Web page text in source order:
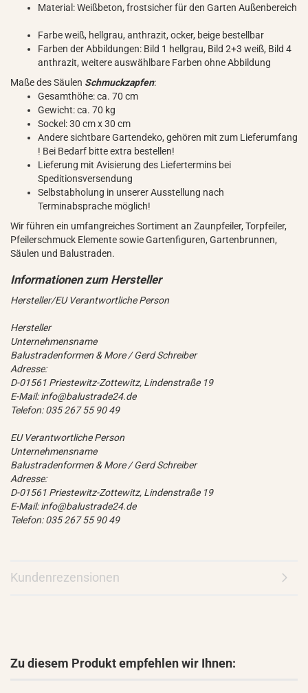
Material: Weißbeton, frostsicher für den Garten Außenbereich
Farbe weiß, hellgrau, anthrazit, ocker, beige bestellbar
Farben der Abbildungen: Bild 1 hellgrau, Bild 2+3 weiß, Bild 4
anthrazit, weitere auswählbare Farben ohne Abbildung
Maße des Säulen Schmuckzapfen:
Gesamthöhe: ca. 70 cm
Gewicht: ca. 70 kg
Sockel: 30 cm x 30 cm
Andere sichtbare Gartendeko, gehören mit zum Lieferumfang
! Bei Bedarf bitte extra bestellen!
Lieferung mit Avisierung des Liefertermins bei
Speditionsversendung
Selbstabholung in unserer Ausstellung nach
Terminabsprache möglich!
Wir führen ein umfangreiches Sortiment an Zaunpfeiler, Torpfeiler,
Pfeilerschmuck Elemente sowie Gartenfiguren, Gartenbrunnen,
Säulen und Balustraden.
Hersteller/EU Verantwortliche Person
Hersteller
Unternehmensname
Balustradenformen & More / Gerd Schreiber
Adresse:
D-01561 Priestewitz-Zottewitz, Lindenstraße 19
E-Mail: info@balustrade24.de
Telefon: 035 267 55 90 49
EU Verantwortliche Person
Unternehmensname
Balustradenformen & More / Gerd Schreiber
Adresse:
D-01561 Priestewitz-Zottewitz, Lindenstraße 19
E-Mail: info@balustrade24.de
Telefon: 035 267 55 90 49
Kundenrezensionen
Zu diesem Produkt empfehlen wir Ihnen: